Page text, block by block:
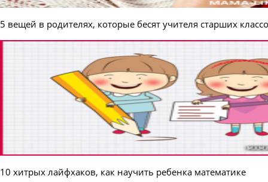
5 вещей в родителях, которые бесят учителя старших
10 хитрых лайфхаков, как научить ребенка математике